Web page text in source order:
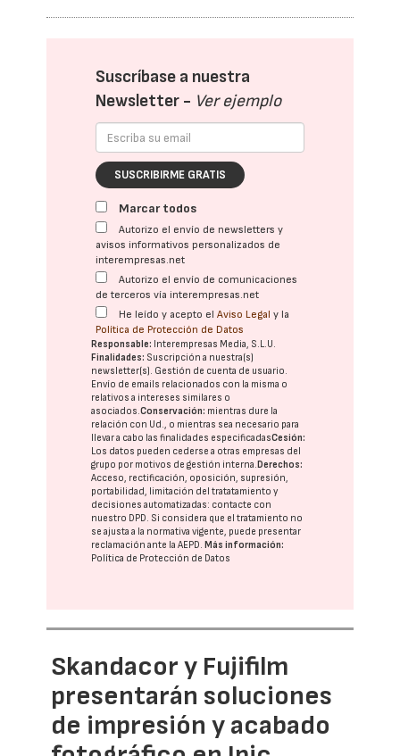
Suscríbase a nuestra
Newsletter - Ver ejemplo
SUSCRIBIRME GRATIS
Marcar todos
Autorizo el envío de newsletters y
avisos informativos personalizados de
interempresas.net
Autorizo el envío de comunicaciones
de terceros vía interempresas.net
He leído y acepto elAviso Legal y la
Política de Protección de Datos
Responsable: Interempresas Media, S.L.U.
Finalidades: Suscripción a nuestra(s)
newsletter(s). Gestión de cuenta de usuario.
Envío de emails relacionados con la misma o
relativos a intereses similares o
asociados.Conservación: mientras dure la
relación con Ud., o mientras sea necesario para
llevar a cabo las finalidades especificadasCesión:
Los datos pueden cederse a otras empresas del
grupo por motivos de gestión interna. Derechos:
Acceso, rectificación, oposición, supresión,
portabilidad, limitación del tratatamiento y
decisiones automatizadas: contacte con
nuestro DPD. Si considera que el tratamiento no
se ajusta a la normativa vigente, puede presentar
reclamación ante laAEPD. Más información:
Política de Protección de Datos
Skandacor y Fujifilm
presentarán soluciones
de impresión y acabado